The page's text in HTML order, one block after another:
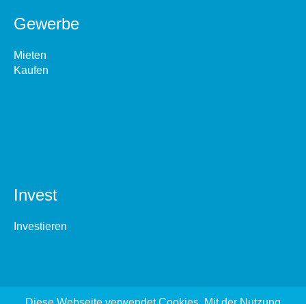
Gewerbe
Mieten
Kaufen
Invest
Investieren